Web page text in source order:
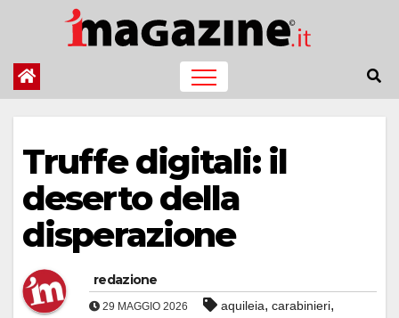
contenuto
Truffe digitali: il
deserto della
disperazione
redazione
29 MAGGIO 2026 aquileia, carabinieri,